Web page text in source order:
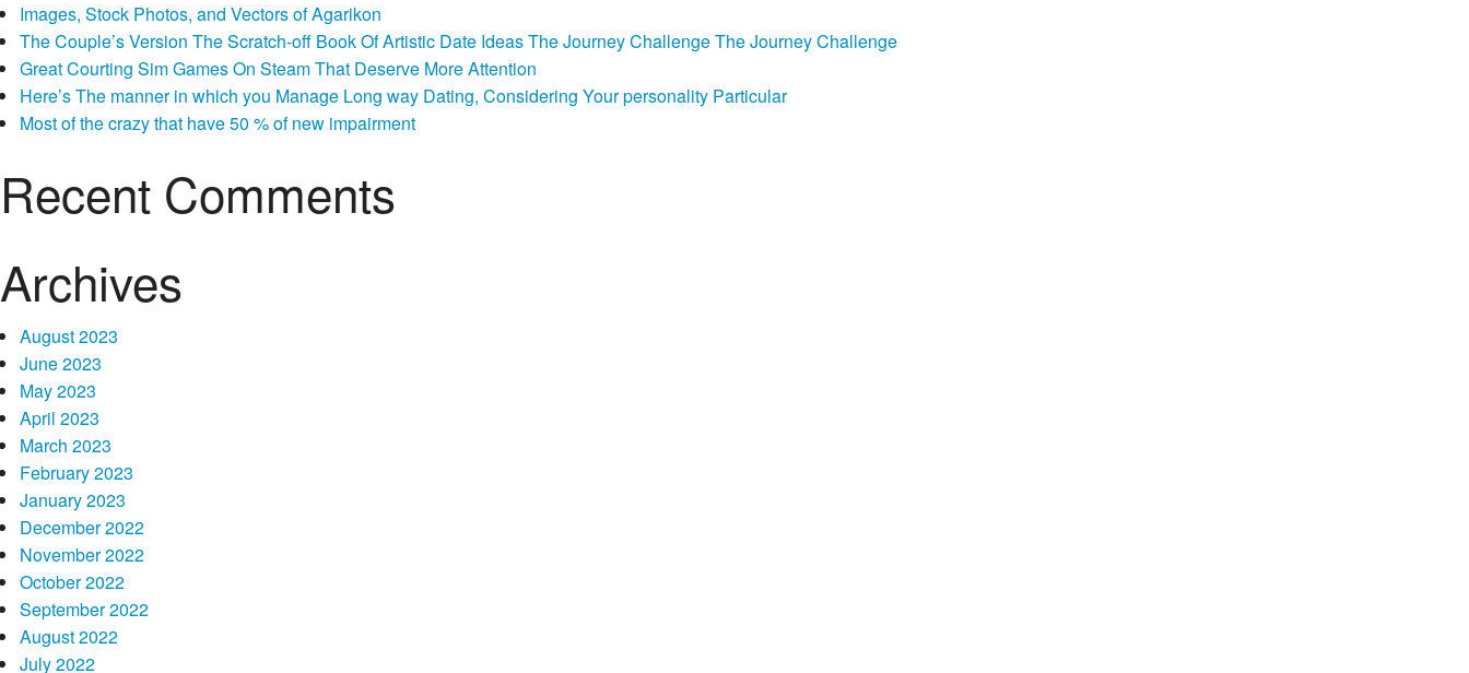
la
Images, Stock Photos, and Vectors of Agarikon
The Couple’s Version The Scratch-off Book Of Artistic Date Ideas The Journey Challenge The Journey Challenge
Great Courting Sim Games On Steam That Deserve More Attention
Here’s The manner in which you Manage Long way Dating, Considering Your personality Particular
Most of the crazy that have 50 % of new impairment
Recent Comments
Archives
August 2023
June 2023
May 2023
April 2023
March 2023
February 2023
January 2023
December 2022
November 2022
October 2022
September 2022
August 2022
July 2022